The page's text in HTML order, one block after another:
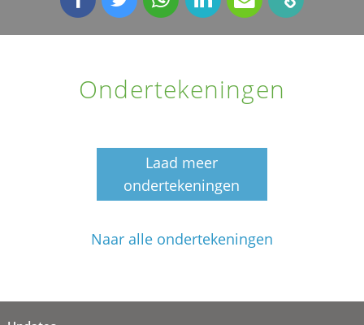
Ondertekeningen
Laad meer
ondertekeningen
Naar alle ondertekeningen